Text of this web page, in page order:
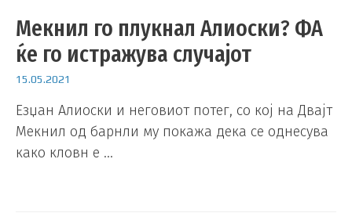
Мекнил го плукнал Алиоски? ФА
ќе го истражува случајот
15.05.2021
Езџан Алиоски и неговиот потег, со кој на Двајт
Мекнил од барнли му покажа дека се однесува
како кловн е …